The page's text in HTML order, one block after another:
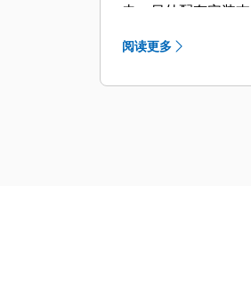
击。另外配有安装
阅读更多